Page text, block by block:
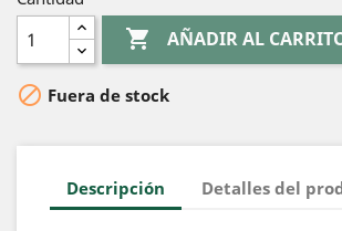
 AÑADIR AL
 Fuera de stock
Descripción Detalles del